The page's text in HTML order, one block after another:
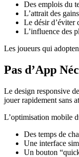
Des emplois du
L’attrait des
Le désir d’éviter
L’influence des
Les joueurs qui
Pas d’App
Le design responsive
jouer rapidement sans
L’optimisation mobile
Des temps de
Une interface
Un bouton